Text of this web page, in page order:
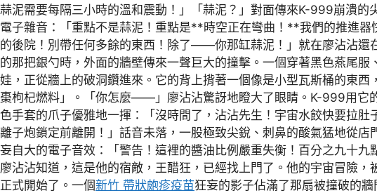
泥需要每隔三小時的溫和震動！」「蒜泥？」對面傳來K-999崩潰的
子雜音：「重點不是蒜泥！重點是**時空正在彎曲！**我們的推進器
後院！別帶任何多餘的東西！除了——你那缸蒜泥！」就在廖沾沾還
那把銀勺時，外面的牆壁傳來一聲巨大的撞擊。一個穿著黑色燕尾服
，正從牆上的破洞鑽進來。它的背上揹著一個像是小型瓦斯桶的東西
枸杞燃料」。「你怎麼——」廖沾沾驚訝地瞪大了眼睛。K-999用它
手套的爪子優雅地一揮：「沒時間了，沾沾先生！宇宙水餃快要拉肚
子炮鎖定前離開！」話音未落，一股極致尖銳、刺鼻的酸氣猛地從店
自大的電子音效：「警告！這裡的醬油比例嚴重失衡！百分之九十九
沾沾知道，這是他的宿敵，王醋狂，已經找上門了。他的宇宙冒險，
式開始了。一個新竹 帶狀皰疹疫苗狂妄的影子佔滿了那扇被撞破的牆